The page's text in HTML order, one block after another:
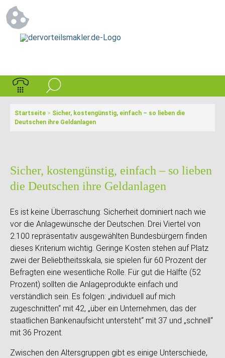
Startseite > Sicher, kostengünstig, einfach – so lieben die
Deutschen ihre Geldanlagen
Sicher, kostengünstig, einfach – so lieben
die Deutschen ihre Geldanlagen
Es ist keine Überraschung: Sicherheit dominiert nach wie
vor die Anlagewünsche der Deutschen. Drei Viertel von
2.100 repräsentativ ausgewählten Bundesbürgern finden
dieses Kriterium wichtig. Geringe Kosten stehen auf Platz
zwei der Beliebtheitsskala, sie spielen für 60 Prozent der
Befragten eine wesentliche Rolle. Für gut die Hälfte (52
Prozent) sollten die Anlageprodukte einfach und
verständlich sein. Es folgen: „individuell auf mich
zugeschnitten“ mit 42, „über ein Unternehmen, das der
staatlichen Bankenaufsicht untersteht“ mit 37 und „schnell“
mit 36 Prozent.
Zwischen den Altersgruppen gibt es einige Unterschiede,